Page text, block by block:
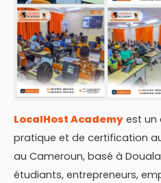
LocalHost Academy est un
pratique et de certification
au Cameroun, basé à
étudiants, entrepreneurs,